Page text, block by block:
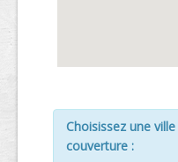
Choisissez une
couverture :